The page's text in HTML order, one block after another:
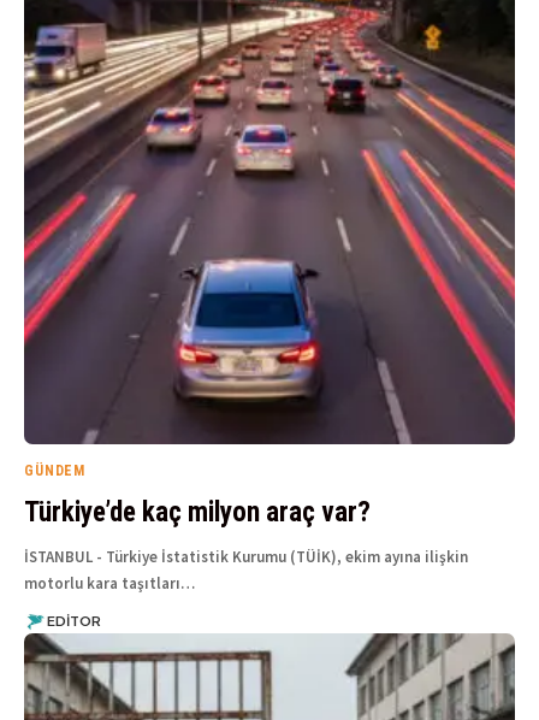
GÜNDEM
Türkiye’de kaç milyon araç var?
İSTANBUL - Türkiye İstatistik Kurumu (TÜİK), ekim ayına ilişkin
motorlu kara taşıtları…
EDITOR